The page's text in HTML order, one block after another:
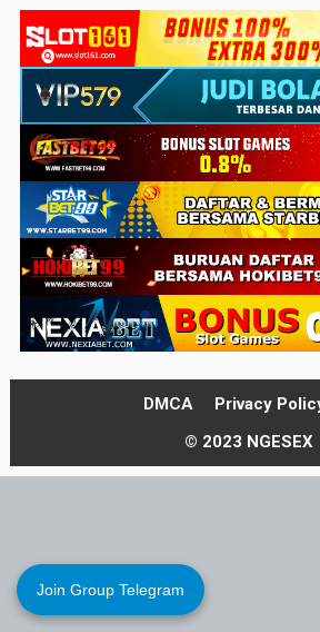
Mamaku, tetapi dia tinggal di
salah satu perumahan yang
tidak jauh dari rumahku, ...
DMCA Privacy
© 2023 NGESEX
Join Group Telegram